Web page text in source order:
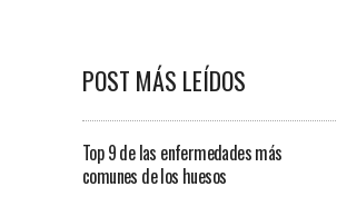
POST MÁS LEÍDOS
Top 9 de las enfermedades más
comunes de los huesos